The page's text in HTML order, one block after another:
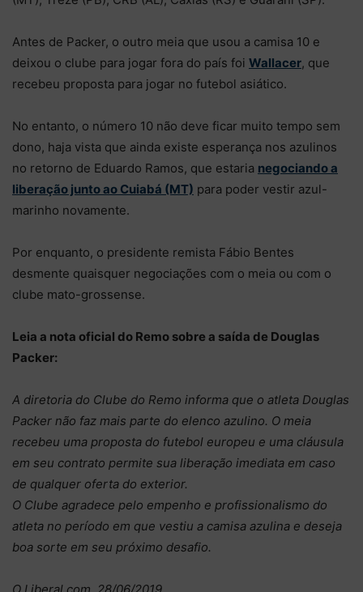
Antes de Packer, o outro meia que usou a camisa 10 e
deixou o clube para jogar fora do país foi Wallacer, que
recebeu proposta para jogar no futebol asiático.
No entanto, o número 10 não deve ficar muito tempo sem
dono, haja vista que ainda existe esperança nos azulinos
no retorno de Eduardo Ramos, que estaria negociando a
liberação junto ao Cuiabá (MT) para poder vestir azul-
marinho novamente.
Por enquanto, o presidente remista Fábio Bentes
desmente quaisquer negociações com o meia ou com o
clube mato-grossense.
Leia a nota oficial do Remo sobre a saída de Douglas
Packer:
A diretoria do Clube do Remo informa que o atleta Douglas
Packer não faz mais parte do elenco azulino. O meia
recebeu uma proposta do futebol europeu e uma cláusula
em seu contrato permite sua liberação imediata em caso
de qualquer oferta do exterior.
O Clube agradece pelo empenho e profissionalismo do
atleta no período em que vestiu a camisa azulina e deseja
boa sorte em seu próximo desafio.